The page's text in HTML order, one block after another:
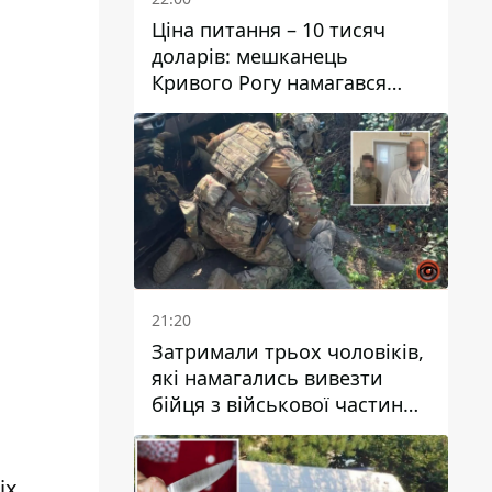
Ціна питання – 10 тисяч
доларів: мешканець
Кривого Рогу намагався
переправити чоловіка до
Словаччини
21:20
Затримали трьох чоловіків,
які намагались вивезти
бійця з військової частини
до Дніпра за 7 тисяч
доларів: серед них був лікар